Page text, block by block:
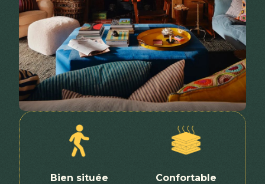
coeur de village, puis les loue meublées
et prêtes à vivre pour des baux d'un an,
afin que l'installation soit immédiate et
sans logistique.
Bien située Confortable